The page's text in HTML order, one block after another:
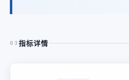
03 指标详情